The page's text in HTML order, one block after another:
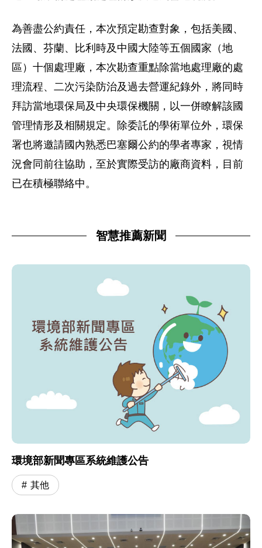
為善盡公約責任，本次預定勘查對象，包括美國、
法國、芬蘭、比利時及中國大陸等五個國家（地
區）十個處理廠，本次勘查重點除當地處理廠的處
理流程、二次污染防治及過去營運紀錄外，將同時
拜訪當地環保局及中央環保機關，以一併瞭解該國
管理情形及相關規定。除委託的學術單位外，環保
署也將邀請國內熟悉巴塞爾公約的學者專家，視情
況會同前往協助，至於實際受訪的廠商資料，目前
已在積極聯絡中。
智慧推薦新聞
環境部新聞專區系統維護公告
其他